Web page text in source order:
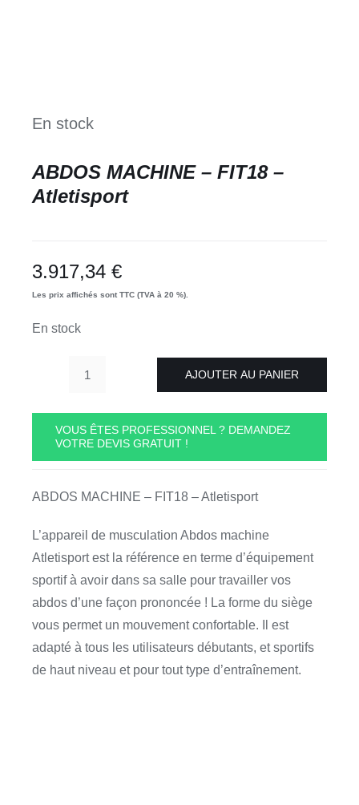
En stock
ABDOS MACHINE – FIT18 –
Atletisport
3.917,34 €
Les prix affichés sont TTC (TVA à 20 %).
En stock
quantité
ABDOS
MACHINE
Atletisport
AJOUTER AU PANIER
VOUS ÊTES PROFESSIONNEL ? DEMANDEZ
VOTRE DEVIS GRATUIT !
ABDOS MACHINE – FIT18 – Atletisport
L’appareil de musculation Abdos machine
Atletisport est la référence en terme d’équipement
sportif à avoir dans sa salle pour travailler vos
abdos d’une façon prononcée ! La forme du siège
vous permet un mouvement confortable. Il est
adapté à tous les utilisateurs débutants, et sportifs
de haut niveau et pour tout type d’entraînement.